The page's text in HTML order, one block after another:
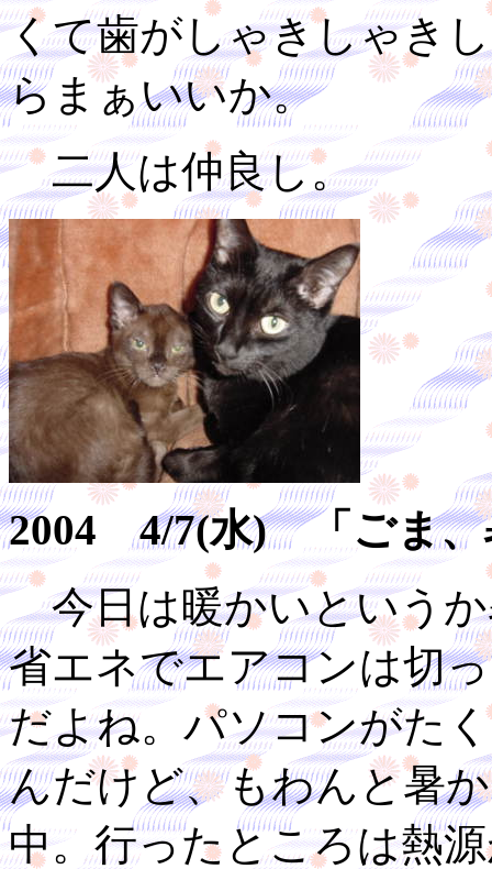
くて歯がしゃきしゃき
らまぁいいか。
二人は仲良し。
2004 4/7(水) 「ごま、
今日は暖かいというか
省エネでエアコンは切
だよね。パソコンがた
んだけど、もわんと暑
中。行ったところは熱